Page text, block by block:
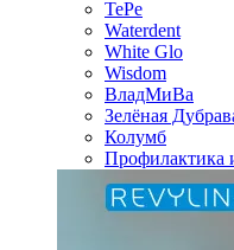
TePe
Waterdent
White Glo
Wisdom
ВладМиВа
Зелёная
Колумб
Профилактика